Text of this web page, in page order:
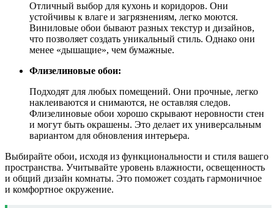
Отличный выбор для кухонь и коридоров. Они
устойчивы к влаге и загрязнениям, легко моются.
Виниловые обои бывают разных текстур и дизайнов,
что позволяет создать уникальный стиль. Однако они
менее «дышащие», чем бумажные.
Флизелиновые обои:
Подходят для любых помещений. Они прочные, легко
наклеиваются и снимаются, не оставляя следов.
Флизелиновые обои хорошо скрывают неровности стен
и могут быть окрашены. Это делает их универсальным
вариантом для обновления интерьера.
Выбирайте обои, исходя из функциональности и стиля вашего
пространства. Учитывайте уровень влажности, освещенность
и общий дизайн комнаты. Это поможет создать гармоничное
и комфортное окружение.